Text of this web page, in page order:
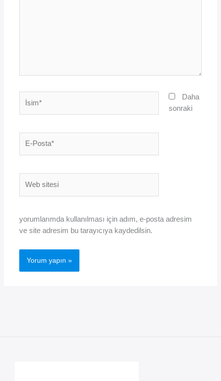
Posta*
sitesi
Daha
sonraki
yorumlarımda kullanılması için adım, e-posta adresim
ve site adresim bu tarayıcıya kaydedilsin.